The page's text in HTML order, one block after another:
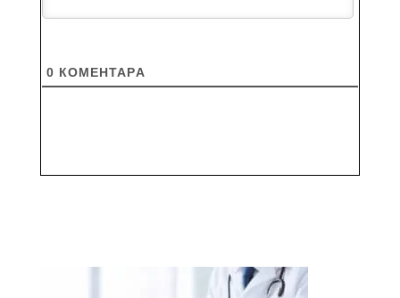
0 КОМЕНТАРA